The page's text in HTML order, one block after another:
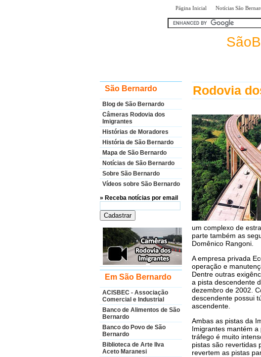
Página Inicial Notícias São
São Bernardo
Blog de São Bernardo
Câmeras Rodovia dos
Imigrantes
Histórias de Moradores
História de São Bernardo
Mapa de São Bernardo
Notícias de São Bernardo
Sobre São Bernardo
Vídeos sobre São Bernardo
» Receba notícias por email
Em São Bernardo
ACISBEC - Associação
Comercial e Industrial
Banco de Alimentos de São
Bernardo
Banco do Povo de São
Bernardo
Biblioteca de Arte Ilva
Aceto Maranesi
Rodovia
um complexo de
parte também as
Domênico Rangoni.
A empresa privada
operação e
Dentre outras
a pista descendente
dezembro de 2002.
descendente possui
ascendente.
Ambas as pistas da
Imigrantes mantém
tráfego é muito
pistas são revertidas
revertem as pistas